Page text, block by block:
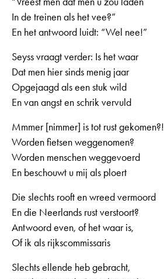
In de treinen als het vee?”
En het antwoord luidt: “Wel nee!”
Seyss vraagt verder: Is het waar
Dat men hier sinds menig jaar
Opgejaagd als een stuk wild
En van angst en schrik vervuld
Mmmer [nimmer] is tot rust gekomen?!
Worden fietsen weggenomen?
Worden menschen weggevoerd
En beschouwt u mij als ploert
Die slechts rooft en wreed vermoord
En die Neerlands rust verstoort?
Antwoord even, of het waar is,
Of ik als rijkscommissaris
Slechts ellende heb gebracht,